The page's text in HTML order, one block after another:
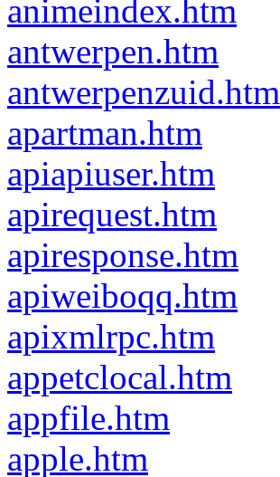
animeindex.htm
antwerpen.htm
antwerpenzuid.htm
apartman.htm
apiapiuser.htm
apirequest.htm
apiresponse.htm
apiweiboqq.htm
apixmlrpc.htm
appetclocal.htm
appfile.htm
apple.htm